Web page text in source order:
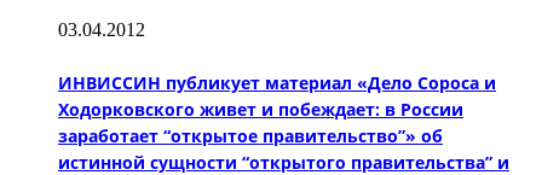
03.04.2012
ИНВИССИН публикует материал «Дело Сороса и
Ходорковского живет и побеждает: в России
заработает “открытое правительство”» об
истинной сущности “открытого правительства” и